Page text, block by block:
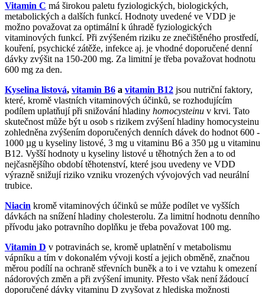
Vitamin C má širokou paletu fyziologických, biologických,
metabolických a dalších funkcí. Hodnoty uvedené ve VDD je
možno považovat za optimální k úhradě fyziologických
vitaminových funkcí. Při zvýšeném riziku ze znečištěného prostředí,
kouření, psychické zátěže, infekce aj. je vhodné doporučené denní
dávky zvýšit na 150-200 mg. Za limitní je třeba považovat hodnotu
600 mg za den.
Kyselina listová, vitamin B6 a vitamin B12 jsou nutriční faktory,
které, kromě vlastních vitaminových účinků, se rozhodujícím
podílem uplatňují při snižování hladiny homocysteinu v krvi. Tato
skutečnost může být u osob s rizikem zvýšení hladiny homocysteinu
zohledněna zvýšením doporučených denních dávek do hodnot 600 -
1000 µg u kyseliny listové, 3 mg u vitaminu B6 a 350 µg u vitaminu
B12. Vyšší hodnoty u kyseliny listové u těhotných žen a to od
nejčasnějšího období těhotenství, které jsou uvedeny ve VDD
výrazně snižují riziko vzniku vrozených vývojových vad neurální
trubice.
Niacin kromě vitaminových účinků se může podílet ve vyšších
dávkách na snížení hladiny cholesterolu. Za limitní hodnotu denního
přívodu jako potravního doplňku je třeba považovat 100 mg.
Vitamin D v potravinách se, kromě uplatnění v metabolismu
vápníku a tím v dokonalém vývoji kostí a jejich obměně, značnou
měrou podílí na ochraně střevních buněk a to i ve vztahu k omezení
nádorových změn a při zvýšení imunity. Přesto však není žádoucí
doporučené dávky vitaminu D zvyšovat z hlediska možnosti